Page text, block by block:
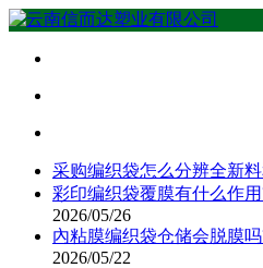
采购编织袋怎么分辨全新
彩印编织袋覆膜有什么作
2026/05/26
內粘膜编织袋仓储会脱膜
2026/05/22